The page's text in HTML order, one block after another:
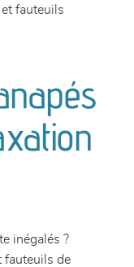
et fauteuils
inégalés ?
fauteuils de